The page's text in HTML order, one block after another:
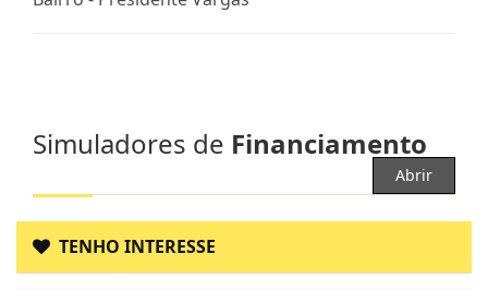
Simuladores de Financiamento
Abrir
TENHO INTERESSE